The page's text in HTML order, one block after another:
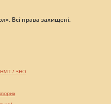
Всі права захищені.
НМТ / ЗНО